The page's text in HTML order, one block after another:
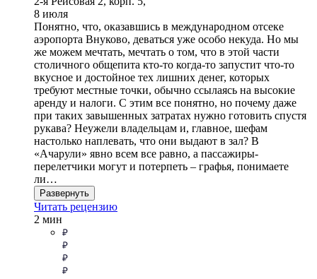
8 июля
Понятно, что, оказавшись в международном отсеке
аэропорта Внуково, деваться уже особо некуда. Но мы
же можем мечтать, мечтать о том, что в этой части
столичного общепита кто-то когда-то запустит что-то
вкусное и достойное тех лишних денег, которых
требуют местные точки, обычно ссылаясь на высокие
аренду и налоги. С этим все понятно, но почему даже
при таких завышенных затратах нужно готовить спустя
рукава? Неужели владельцам и, главное, шефам
настолько наплевать, что они выдают в зал? В
«Ачарули» явно всем все равно, а пассажиры-
перелетчики могут и потерпеть – графья, понимаете
ли…
Развернуть
Читать рецензию
2 мин